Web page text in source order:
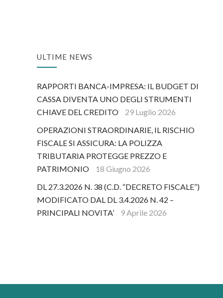
ULTIME NEWS
RAPPORTI BANCA-IMPRESA: IL BUDGET DI
CASSA DIVENTA UNO DEGLI STRUMENTI
CHIAVE DEL CREDITO
29 Luglio 2026
OPERAZIONI STRAORDINARIE, IL RISCHIO
FISCALE SI ASSICURA: LA POLIZZA
TRIBUTARIA PROTEGGE PREZZO E
PATRIMONIO
18 Giugno 2026
DL 27.3.2026 N. 38 (C.D. “DECRETO FISCALE”)
MODIFICATO DAL DL 3.4.2026 N. 42 –
PRINCIPALI NOVITA’
9 Aprile 2026